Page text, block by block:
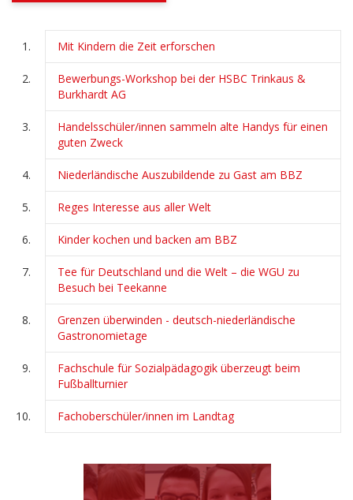
Mit Kindern die Zeit erforschen
Bewerbungs-Workshop bei der HSBC Trinkaus &
Burkhardt AG
Handelsschüler/innen sammeln alte Handys für einen
guten Zweck
Niederländische Auszubildende zu Gast am BBZ
Reges Interesse aus aller Welt
Kinder kochen und backen am BBZ
Tee für Deutschland und die Welt – die WGU zu
Besuch bei Teekanne
Grenzen überwinden - deutsch-niederländische
Gastronomietage
Fachschule für Sozialpädagogik überzeugt beim
Fußballturnier
Fachoberschüler/innen im Landtag